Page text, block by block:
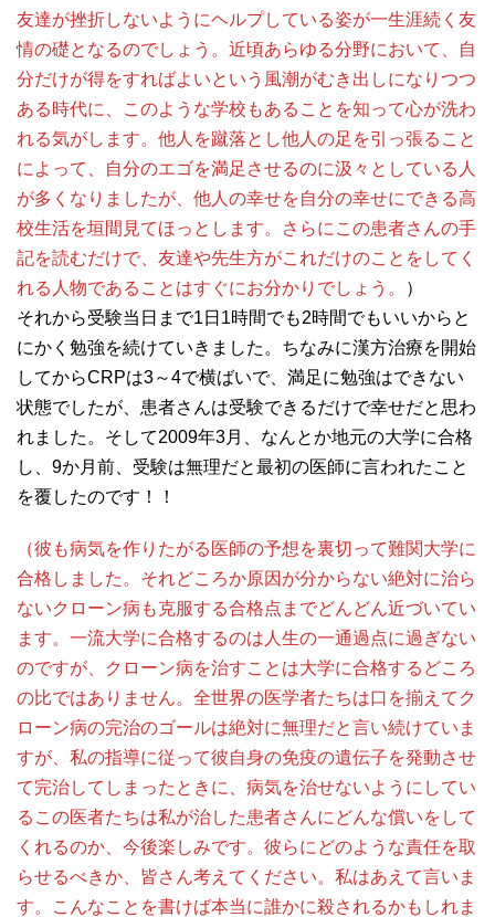
友達が挫折しないようにヘルプしている姿が一生涯続く友
情の礎となるのでしょう。近頃あらゆる分野において、自
分だけが得をすればよいという風潮がむき出しになりつつ
ある時代に、このような学校もあることを知って心が洗わ
れる気がします。他人を蹴落とし他人の足を引っ張ること
によって、自分のエゴを満足させるのに汲々としている人
が多くなりましたが、他人の幸せを自分の幸せにできる高
校生活を垣間見てほっとします。さらにこの患者さんの手
記を読むだけで、友達や先生方がこれだけのことをしてく
れる人物であることはすぐにお分かりでしょう。
）
それから受験当日まで1日1時間でも2時間でもいいからと
にかく勉強を続けていきました。ちなみに漢方治療を開始
してからCRPは3～4で横ばいで、満足に勉強はできない
状態でしたが、患者さんは受験できるだけで幸せだと思わ
れました。そして2009年3月、なんとか地元の大学に合格
し、9か月前、受験は無理だと最初の医師に言われたこと
を覆したのです！！
（彼も病気を作りたがる医師の予想を裏切って難関大学に
合格しました。それどころか原因が分からない絶対に治ら
ないクローン病も克服する合格点までどんどん近づいてい
ます。一流大学に合格するのは人生の一通過点に過ぎない
のですが、クローン病を治すことは大学に合格するどころ
の比ではありません。全世界の医学者たちは口を揃えてク
ローン病の完治のゴールは絶対に無理だと言い続けていま
すが、私の指導に従って彼自身の免疫の遺伝子を発動させ
て完治してしまったときに、病気を治せないようにしてい
るこの医者たちは私が治した患者さんにどんな償いをして
くれるのか、今後楽しみです。彼らにどのような責任を取
らせるべきか、皆さん考えてください。私はあえて言いま
す。こんなことを書けば本当に誰かに殺されるかもしれま